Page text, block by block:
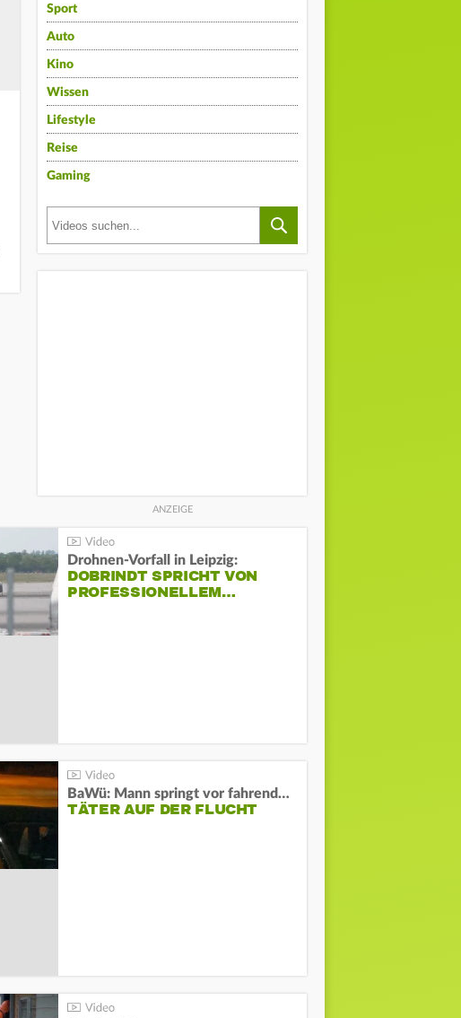
Sport
Auto
Kino
Wissen
Lifestyle
Reise
Gaming
Drohnen-Vorfall in Leipzig:
DOBRINDT SPRICHT VON
PROFESSIONELLEM…
BaWü: Mann springt vor fahrendes Auto und schießt
TÄTER AUF DER FLUCHT